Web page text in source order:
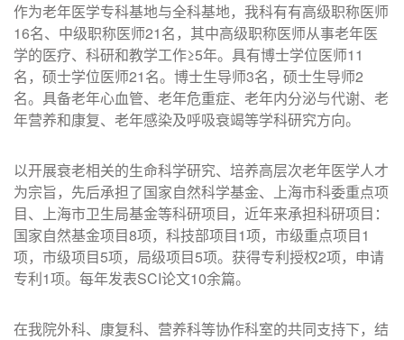
作为老年医学专科基地与全科基地，我科有有高级职称医师
16名、中级职称医师21名，其中高级职称医师从事老年医
学的医疗、科研和教学工作≥5年。具有博士学位医师11
名，硕士学位医师21名。博士生导师3名，硕士生导师2
名。具备老年心血管、老年危重症、老年内分泌与代谢、老
年营养和康复、老年感染及呼吸衰竭等学科研究方向。
以开展衰老相关的生命科学研究、培养高层次老年医学人才
为宗旨，先后承担了国家自然科学基金、上海市科委重点项
目、上海市卫生局基金等科研项目，近年来承担科研项目：
国家自然基金项目8项，科技部项目1项，市级重点项目1
项，市级项目5项，局级项目5项。获得专利授权2项，申请
专利1项。每年发表SCI论文10余篇。
在我院外科、康复科、营养科等协作科室的共同支持下，结